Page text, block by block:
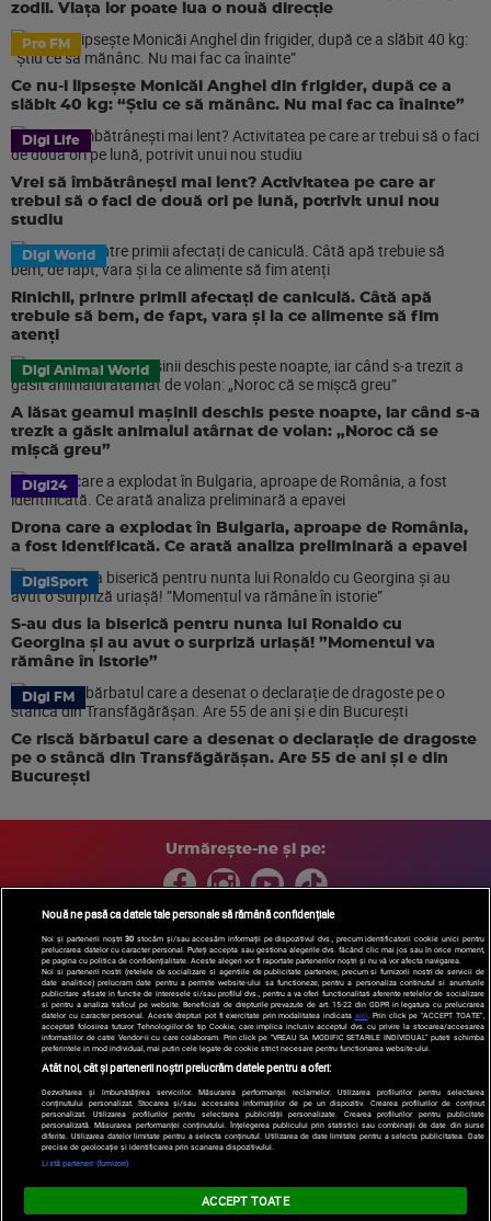
zodii. Viața lor poate lua o nouă direcție
Pro FM
Ce nu-i lipsește Monicăi Anghel din frigider, după ce a
slăbit 40 kg: “Știu ce să mănânc. Nu mai fac ca înainte”
Digi Life
Vrei să îmbătrânești mai lent? Activitatea pe care ar
trebui să o faci de două ori pe lună, potrivit unui nou
studiu
Digi World
Rinichii, printre primii afectați de caniculă. Câtă apă
trebuie să bem, de fapt, vara și la ce alimente să fim
atenți
Digi Animal World
A lăsat geamul mașinii deschis peste noapte, iar când s-a
trezit a găsit animalul atârnat de volan: „Noroc că se
mișcă greu”
Digi24
Drona care a explodat în Bulgaria, aproape de România,
a fost identificată. Ce arată analiza preliminară a epavei
DigiSport
S-au dus la biserică pentru nunta lui Ronaldo cu
Georgina și au avut o surpriză uriașă! ”Momentul va
rămâne în istorie”
Digi FM
Ce riscă bărbatul care a desenat o declarație de dragoste
pe o stâncă din Transfăgărășan. Are 55 de ani și e din
București
Urmărește-ne și pe:
Copyright © 2026 / DIGI ROMANIA S.A.
Arhiva
Comunicate de presă Politica de confidentialitate
Termeni
si conditii
Gestionați preferințele| Contact/Info Codul etic
Nouă ne pasă ca datele tale personale să rămână confidențiale
Noi și partenerii noștri30 stocăm și/sau accesăm informații pe dispozitivul dvs., precum identificatorii cookie unici pentru
prelucrarea datelor cu caracter personal. Puteți accepta sau gestiona alegerile dvs. făcând clic mai jos sau în orice moment,
pe pagina cu politica de confidențialitate. Aceste alegeri vor fi raportate partenerilor noștri și nu vă vor afecta navigarea.
Noi si partenerii nostri (retelele de socializare si agentiile de publicitate partenere, precum si furnizorii nostri de servicii de
date analitice) prelucram date pentru a permite website-ului sa functioneze, pentru a personaliza continutul si anunturile
publicitare afisate in functie de interesele si/sau profilul dvs., pentru a va oferi functionalitati aferente retelelor de socializare
si pentru a analiza traficul pe website. Beneficiati de drepturile prevazute de art. 15-22 din GDPR in legatura cu prelucrarea
datelor cu caracter personal. Aceste drepturi pot fi exercitate prin modalitatea indicata aici. Prin click pe “ACCEPT TOATE”,
acceptati folosirea tuturor Tehnologiilor de tip Cookie, care implica inclusiv acceptul dvs. cu privire la stocarea/accesarea
informatiilor de catre Vendor-ii cu care colaboram. Prin click pe “VREAU SA MODIFIC SETARILE INDIVIDUAL” puteti schimba
preferintele in mod individual, mai putin cele legate de cookie strict necesare pentru functionarea website-ului.
Atât noi, cât și partenerii noștri prelucrăm datele pentru a oferi:
Dezvoltarea și îmbunătățirea serviciilor. Măsurarea performanței reclamelor. Utilizarea profilurilor pentru selectarea
conținutului personalizat. Stocarea și/sau accesarea informațiilor de pe un dispozitiv. Crearea profilurilor de conținut
personalizat. Utilizarea profilurilor pentru selectarea publicității personalizate. Crearea profilurilor pentru publicitate
personalizată. Măsurarea performanței conținutului. Înțelegerea publicului prin statistici sau combinații de date din surse
diferite. Utilizarea datelor limitate pentru a selecta conținutul. Utilizarea de date limitate pentru a selecta publicitatea. Date
precise de geolocație și identificarea prin scanarea dispozitivului.
Listă parteneri (furnizori)
ACCEPT TOATE